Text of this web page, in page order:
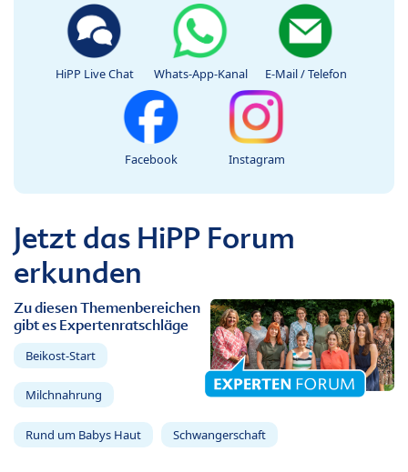
HiPP Live Chat Whats-App-Kanal E-Mail / Telefon
Facebook Instagram
Jetzt das HiPP Forum
erkunden
Zu diesen Themenbereichen
gibt es Expertenratschläge
Beikost-Start
Milchnahrung
Rund um Babys Haut Schwangerschaft